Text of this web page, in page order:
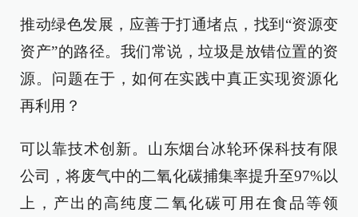
推动绿色发展，应善于打通堵点，找到“资源变
资产”的路径。我们常说，垃圾是放错位置的资
源。问题在于，如何在实践中真正实现资源化
再利用？
可以靠技术创新。山东烟台冰轮环保科技有限
公司，将废气中的二氧化碳捕集率提升至97%以
上，产出的高纯度二氧化碳可用在食品等领